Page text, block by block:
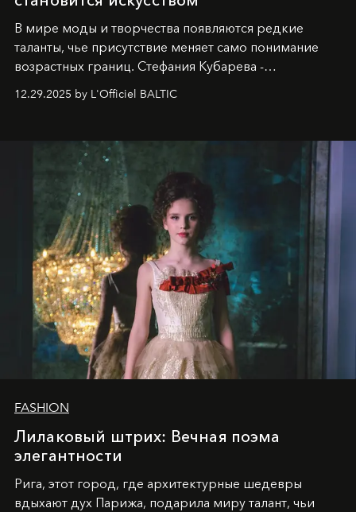
В мире моды и творчества появляются редкие
таланты, чье присутствие меняет само понимание
возрастных границ. Стефания Кубарева -
десятилетняя обладательница невероятной
харизмы, чье имя уже украшает обложки
2025
и LUXIA June 2025, представляет собой
уникальное явление современной культуры.
12.29.2025 by L'Officiel BALTIC
FASHION
Лилаковый штрих: Вечная поэма
элегантности
Рига, этот город, где архитектурные шедевры
вдыхают дух Парижа, подарила миру талант, чьи